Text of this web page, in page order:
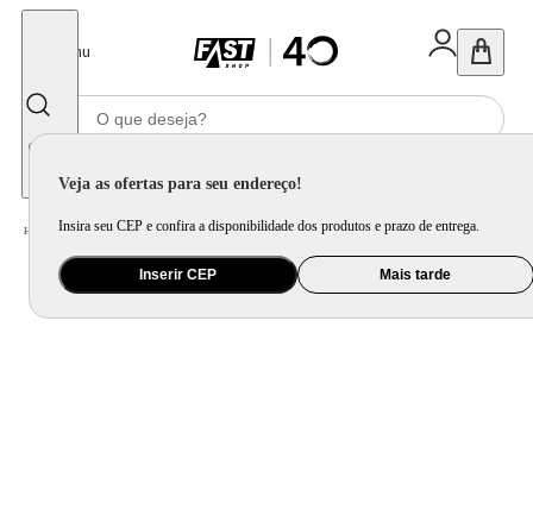
Menu
Veja as ofertas para seu endereço!
Insira seu CEP e confira a disponibilidade dos produtos e prazo de entrega.
Inserir CEP Mais tarde
Home Eletroportátil / Liquidificador / Liquidificador Turbo Maxis - L-mx-01 Liquidificador L-mx-01 127v-60hz .